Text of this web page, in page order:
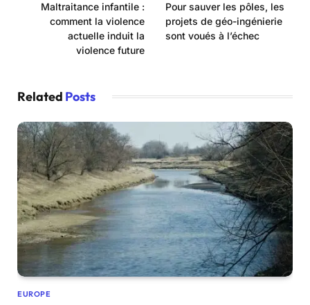
Maltraitance infantile :
comment la violence
actuelle induit la
violence future
Pour sauver les pôles, les
projets de géo-ingénierie
sont voués à l’échec
Related Posts
EUROPE